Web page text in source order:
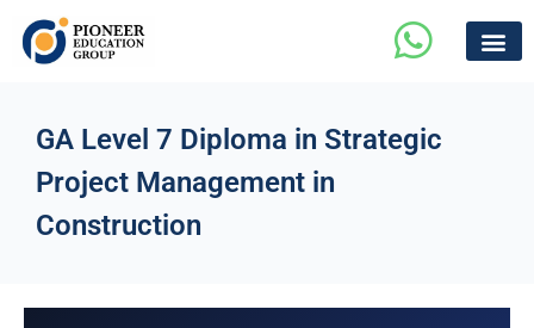
GA Level 7 Diploma in Strategic
Project Management in
Construction